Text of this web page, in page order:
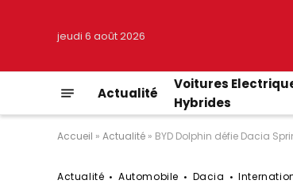
jeudi 6 août 2026
Actualité
Voitures
Hybrides
Accueil » Actualité » BYD Dolphin défie Dacia
Actualité Automobile Dacia